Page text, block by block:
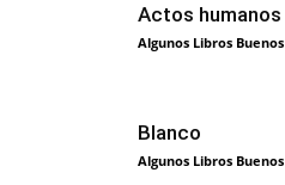
Actos humanos
Algunos Libros Buenos
Blanco
Algunos Libros Buenos